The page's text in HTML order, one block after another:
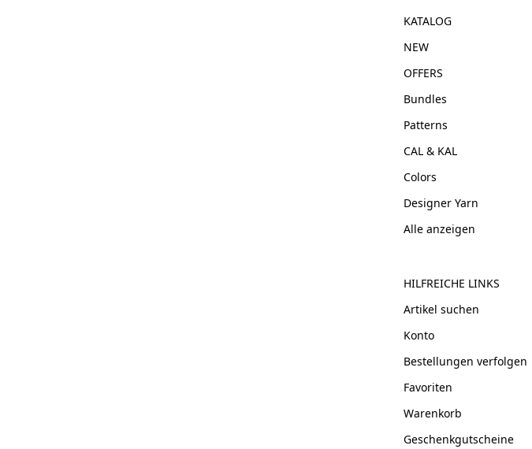
KATALOG
NEW
OFFERS
Bundles
Patterns
CAL & KAL
Colors
Designer Yarn
Alle anzeigen
HILFREICHE LINKS
Artikel suchen
Konto
Bestellungen verfolgen
Favoriten
Warenkorb
Geschenkgutscheine